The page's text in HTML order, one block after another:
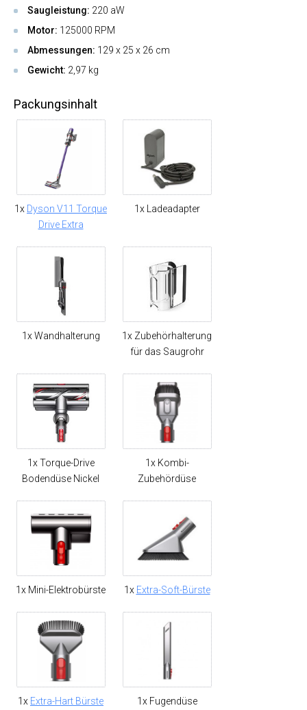
Saugleistung: 220 aW
Motor: 125000 RPM
Abmessungen: 129 x 25 x 26 cm
Gewicht: 2,97 kg
Packungsinhalt
1x Dyson V11 Torque
Drive Extra
1x Ladeadapter
1x Wandhalterung
1x Zubehörhalterung
für das Saugrohr
1x Torque-Drive
Bodendüse Nickel
1x Kombi-
Zubehördüse
1x Mini-Elektrobürste 1x Extra-Soft-Bürste
1x Extra-Hart Bürste 1x Fugendüse